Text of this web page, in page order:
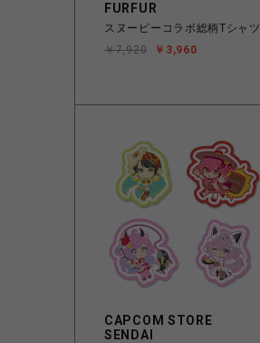
FURFUR
スヌーピーコラボ総柄Tシャツ
￥3,960
￥7,920
CAPCOM STORE
SENDAI